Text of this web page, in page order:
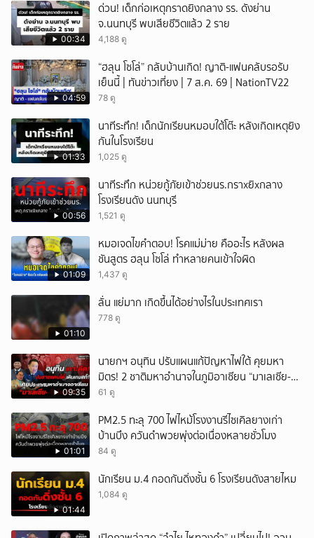
00:34
ด่วน! เด็กก่อเหตุกราดยิงกลาง รร. ดังย่าน
จ.นนทบุรี พบเสียชีวิตแล้ว 2 ราย
4,188 ดู
04:59
“ฮลุน โซโล่” กลับบ้านเกิด! ญาติ-แฟนคลับรอรับ
เย็นนี้ | ทันข่าวเที่ยง | 7 ส.ค. 69 | NationTV22
78 ดู
01:33
นาทีระทึก! เด็กนักเรียนหมอบใต้โต๊ะ หลังเกิดเหตุยิง
กันในโรงเรียน
1,025 ดู
00:56
นาทีระทึก หน่วยกู้ภัยเข้าช่วยนร.กราxยิxกลาง
โรงเรียนดัง นนทบุรี
1,521 ดู
01:09
หมอเจดไขคำตอบ! โรคแม่ม่าย คืออะไร หลังผล
ชันสูตร ฮลุน โซโล่ ทำหลายคนเข้าใจผิด
1,437 ดู
01:10
ลั่น แย่มาก เกิดขึ้นได้อย่างไรในประเทศเรา
778 ดู
09:35
นายกฯ อนุทิน ปรับแผนแก้ปัญหาไฟใต้ คุยมหา
มิตร! 2 ชาติมหาอำนาจในภูมิอาเซียน “มาเลเซีย-
อินโดนีเซีย”
61 ดู
01:01
PM2.5 ทะลุ 700 ไฟไหม้โรงงานรีไซเคิลยางเก่า
บ้านบึง ควันดำพวยพุ่งต่อเนื่องหลายชั่วโมง
84 ดู
01:44
นักเรียน ม.4 กอดกันดิ่งชั้น 6 โรงเรียนดังสายไหม
1,084 ดู